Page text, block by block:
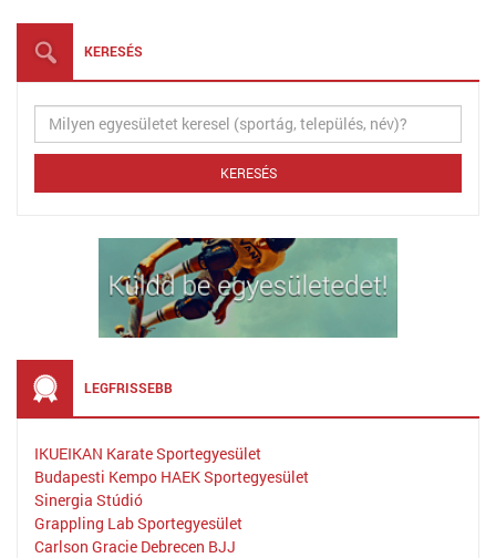
KERESÉS
LEGFRISSEBB
IKUEIKAN Karate Sportegyesület
Budapesti Kempo HAEK Sportegyesület
Sinergia Stúdió
Grappling Lab Sportegyesület
Carlson Gracie Debrecen BJJ